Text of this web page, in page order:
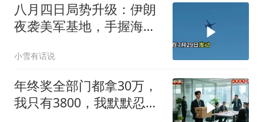
八月四日局势升级：伊朗
夜袭美军基地，手握海峡
小雪有话说
年终奖全部门都拿30万，
我只有3800，我默默忍